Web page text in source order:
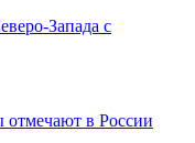
Запада с
отмечают в России